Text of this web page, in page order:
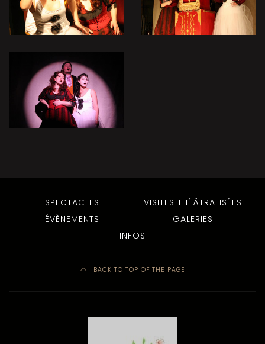
SPECTACLES
VISITES THÉÂTRALISÉES
ÉVÈNEMENTS
GALERIES
INFOS
BACK TO TOP OF THE PAGE